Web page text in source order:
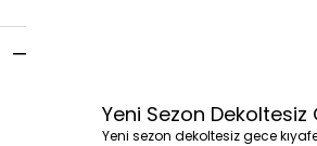
Yeni Sezon Dekoltesiz
Yeni sezon dekoltesiz gece